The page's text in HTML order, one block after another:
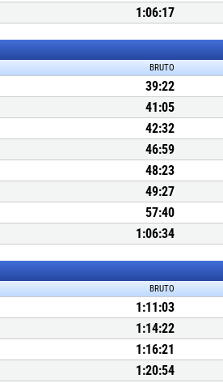
1:06:17
BRUTO
39:22
41:05
42:32
46:59
48:23
49:27
57:40
1:06:34
BRUTO
1:11:03
1:14:22
1:16:21
1:20:54